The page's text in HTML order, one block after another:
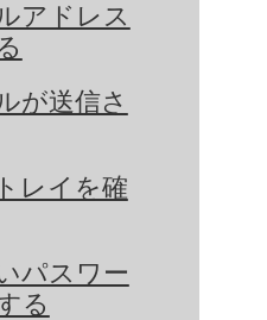
アドレス
が送信さ
レイを確
パスワー
る